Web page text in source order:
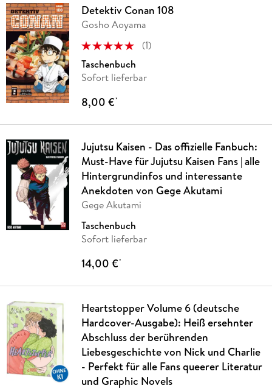
Detektiv Conan 108
Gosho Aoyama
(1)
Taschenbuch
Sofort lieferbar
8,00 €*
Jujutsu Kaisen - Das offizielle Fanbuch:
Must-Have für Jujutsu Kaisen Fans | alle
Hintergrundinfos und interessante
Anekdoten von Gege Akutami
Gege Akutami
Taschenbuch
Sofort lieferbar
14,00 €*
Heartstopper Volume 6 (deutsche
Hardcover-Ausgabe): Heiß ersehnter
Abschluss der berührenden
Liebesgeschichte von Nick und Charlie
- Perfekt für alle Fans queerer Literatur
und Graphic Novels